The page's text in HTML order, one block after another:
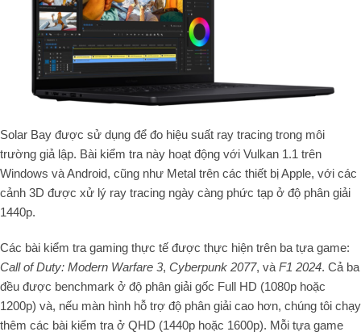
Solar Bay được sử dụng để đo hiệu suất ray tracing trong môi
trường giả lập. Bài kiểm tra này hoạt động với Vulkan 1.1 trên
Windows và Android, cũng như Metal trên các thiết bị Apple, với các
cảnh 3D được xử lý ray tracing ngày càng phức tạp ở độ phân giải
1440p.
Các bài kiểm tra gaming thực tế được thực hiện trên ba tựa game:
Call of Duty: Modern Warfare 3, Cyberpunk 2077, và F1 2024. Cả ba
đều được benchmark ở độ phân giải gốc Full HD (1080p hoặc
1200p) và, nếu màn hình hỗ trợ độ phân giải cao hơn, chúng tôi chạy
thêm các bài kiểm tra ở QHD (1440p hoặc 1600p). Mỗi tựa game